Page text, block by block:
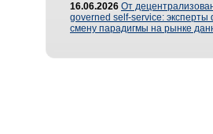
16.06.2026 От
governed self-service: эксперты
смену парадигмы на рынке